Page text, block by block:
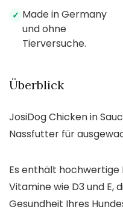
✓ Made in Germany
und ohne
Tierversuche.
Überblick
JosiDog Chicken in
Nassfutter für
Es enthält
Vitamine wie D3 und E,
Gesundheit Ihres